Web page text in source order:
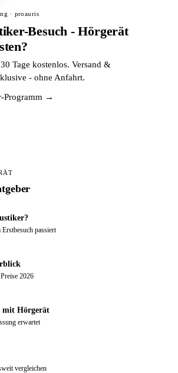
· proauris
Besuch - Hörgerät
Tage kostenlos. Versand &
- ohne Anfahrt.
Programm →
passiert
2026
mit Hörgerät
erwartet
vergleichen